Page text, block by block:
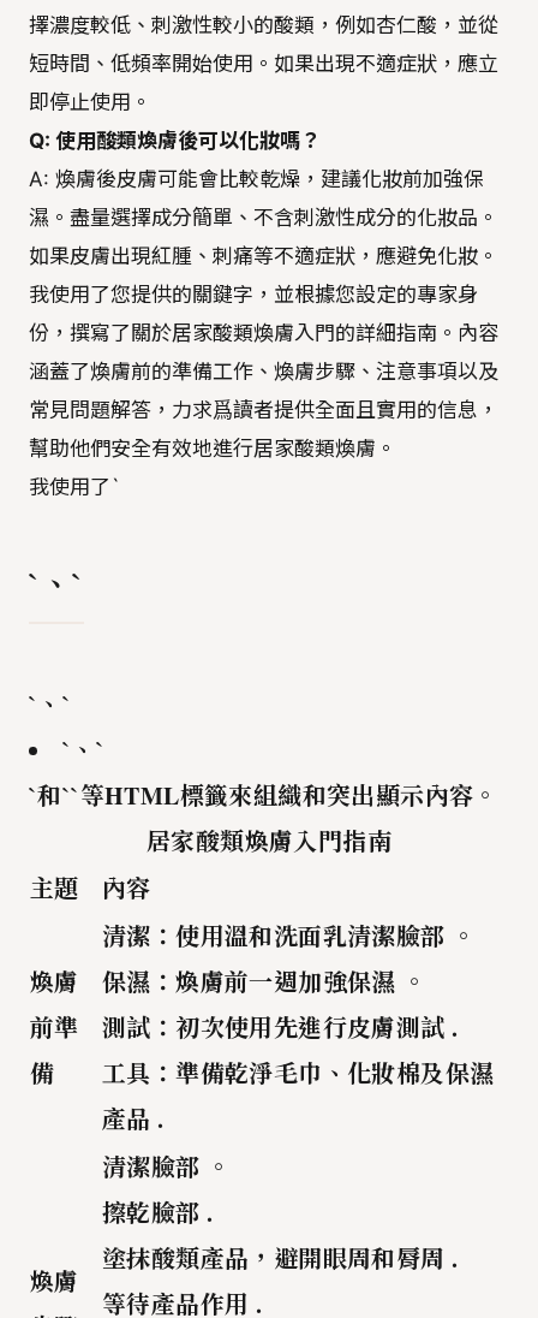
擇濃度較低、刺激性較小的酸類，例如杏仁酸，並從
短時間、低頻率開始使用。如果出現不適症狀，應立
即停止使用。
Q: 使用酸類煥膚後可以化妝嗎？
A: 煥膚後皮膚可能會比較乾燥，建議化妝前加強保
濕。盡量選擇成分簡單、不含刺激性成分的化妝品。
如果皮膚出現紅腫、刺痛等不適症狀，應避免化妝。
我使用了您提供的關鍵字，並根據您設定的專家身
份，撰寫了關於居家酸類煥膚入門的詳細指南。內容
涵蓋了煥膚前的準備工作、煥膚步驟、注意事項以及
常見問題解答，力求爲讀者提供全面且實用的信息，
幫助他們安全有效地進行居家酸類煥膚。
我使用了`
`、`
`、`
`、`
`和``等HTML標籤來組織和突出顯示內容。
居家酸類煥膚入門指南
主題
內容
煥膚
前準
備
清潔：使用溫和洗面乳清潔臉部 。
保濕：煥膚前一週加強保濕 。
測試： 初次使用先進行皮膚測試 .
工具：準備乾淨毛巾、化妝棉及保濕
產品 .
煥膚
清潔臉部 。
擦乾臉部 .
塗抹酸類產品，避開眼周和脣周 .
等待產品作用 .